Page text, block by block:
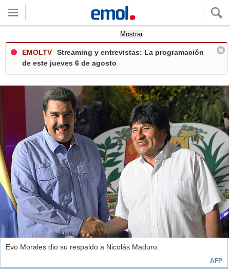
Mostrar
EMOLTV
Streaming y entrevistas: La programación
de este jueves 6 de agosto
Evo Morales dio su respaldo a Nicolás Maduro.
AFP